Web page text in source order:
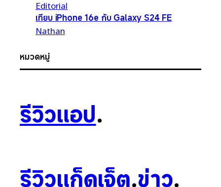
Editorial
เทียบ iPhone 16e กับ Galaxy S24 FE
Nathan
หมวดหมู่
รีวิวแอป.
รีวิวแก็ดเจ็ต.ข่าว.